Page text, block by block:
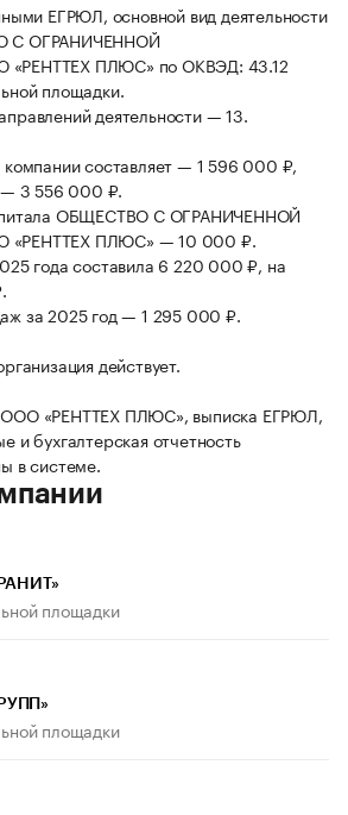
ЕГРЮЛ, основной вид деятельности
С ОГРАНИЧЕННОЙ
ПЛЮС» по ОКВЭД: 43.12
площадки.
деятельности — 13.
составляет — 1 596 000 ₽,
— 3 556 000 ₽.
ОБЩЕСТВО С ОГРАНИЧЕННОЙ
«РЕНТТЕХ ПЛЮС» — 10 000 ₽.
года составила 6 220 000 ₽, на
за 2025 год — 1 295 000 ₽.
действует.
«РЕНТТЕХ ПЛЮС», выписка ЕГРЮЛ,
и бухгалтерская отчетность
в системе.
площадки
площадки